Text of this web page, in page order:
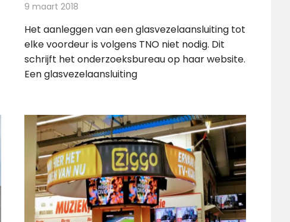
9 maart 2018
Het aanleggen van een glasvezelaansluiting tot
elke voordeur is volgens TNO niet nodig. Dit
schrijft het onderzoeksbureau op haar website.
Een glasvezelaansluiting